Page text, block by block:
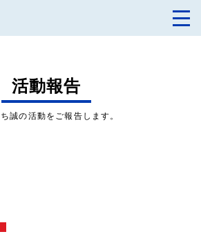
活動報告
誠の活動をご報告します。